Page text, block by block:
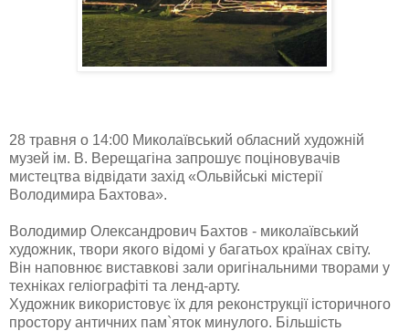
28 травня о 14:00 Миколаївський обласний художній
музей ім. В. Верещагіна запрошує поціновувачів
мистецтва відвідати захід «Ольвійські містерії
Володимира Бахтова».
Володимир Олександрович Бахтов - миколаївський
художник, твори якого відомі у багатьох країнах світу.
Він наповнює виставкові зали оригінальними творами у
техніках геліографіті та ленд-арту.
Художник використовує їх для реконструкції історичного
простору античних пам`яток минулого. Більшість